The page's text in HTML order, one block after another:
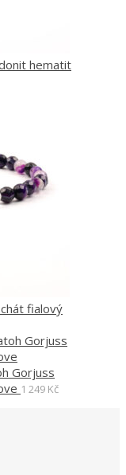
hematit
fialový
Gorjuss
1 249 Kč